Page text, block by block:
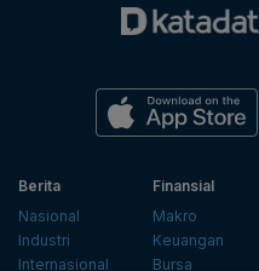
Berita
Nasional
Industri
Internasional
Finansial
Makro
Keuangan
Bursa